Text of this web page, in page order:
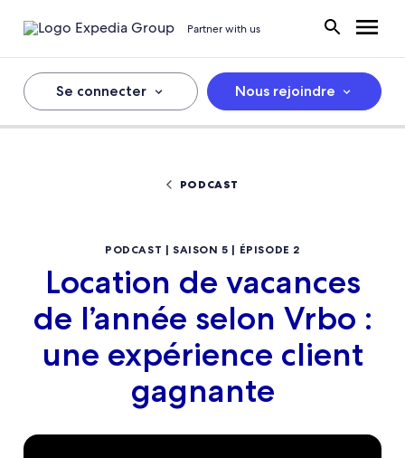
Partner with us
Se connecter Nous rejoindre
PODCAST
PODCAST | SAISON 5 | ÉPISODE 2
Location de vacances
de l’année selon Vrbo :
une expérience client
gagnante